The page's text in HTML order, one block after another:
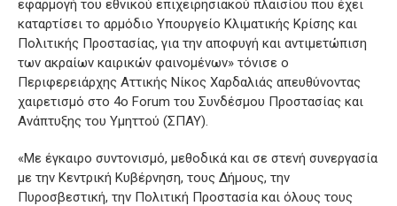
εφαρμογή του εθνικού επιχειρησιακού πλαισίου που έχει
καταρτίσει το αρμόδιο Υπουργείο Κλιματικής Κρίσης και
Πολιτικής Προστασίας, για την αποφυγή και αντιμετώπιση
των ακραίων καιρικών φαινομένων» τόνισε ο
Περιφερειάρχης Αττικής Νίκος Χαρδαλιάς απευθύνοντας
χαιρετισμό στο 4ο Forum του Συνδέσμου Προστασίας και
Ανάπτυξης του Υμηττού (ΣΠΑΥ).
«Με έγκαιρο συντονισμό, μεθοδικά και σε στενή συνεργασία
με την Κεντρική Κυβέρνηση, τους Δήμους, την
Πυροσβεστική, την Πολιτική Προστασία και όλους τους